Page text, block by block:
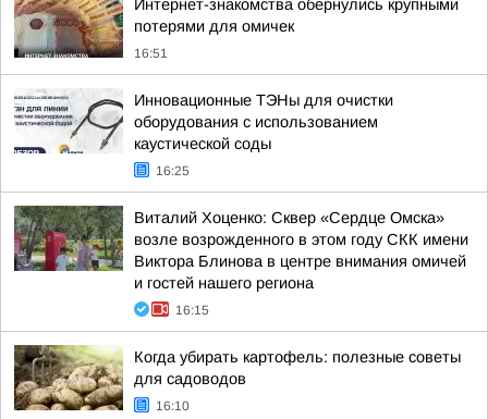
Интернет-знакомства обернулись крупными
потерями для омичек
16:51
Инновационные ТЭНы для очистки
оборудования с использованием
каустической соды
16:25
Виталий Хоценко: Сквер «Сердце Омска»
возле возрожденного в этом году СКК имени
Виктора Блинова в центре внимания омичей
и гостей нашего региона
16:15
Когда убирать картофель: полезные советы
для садоводов
16:10